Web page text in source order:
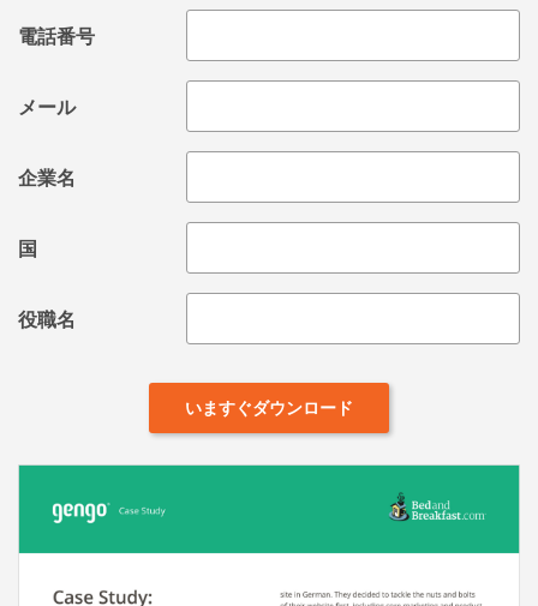
電話番号
メール
企業名
国
役職名